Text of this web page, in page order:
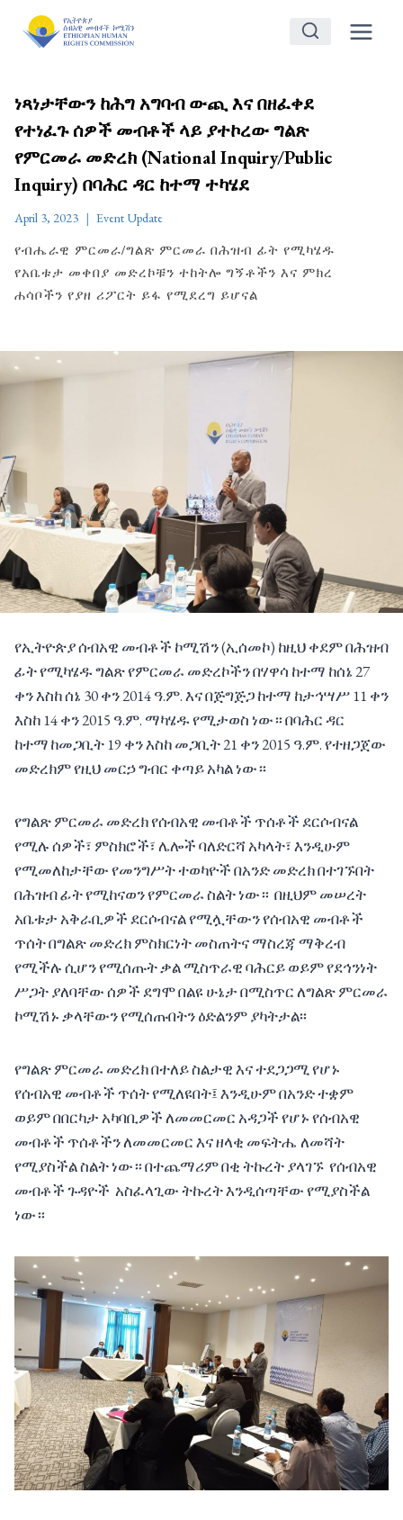
ነጻነታቸውን ከሕግ አግባብ ውጪ እና በዘፈቀደ
የተነፈጉ ሰዎች መብቶች ላይ ያተኮረው ግልጽ
የምርመራ መድረክ (National Inquiry/Public
Inquiry) በባሕር ዳር ከተማ ተካሄደ
April 3, 2023 Event Update
የብሔራዊ ምርመራ/ግልጽ ምርመራ በሕዝብ ፊት የሚካሄዱ
የአቤቱታ መቀበያ መድረኮቹን ተከትሎ ግኝቶችን እና ምክረ
ሐሳቦችን የያዘ ሪፖርት ይፋ የሚደረግ ይሆናል
የኢትዮጵያ ሰብአዊ መብቶች ኮሚሽን (ኢሰመኮ) ከዚህ ቀደም በሕዝብ
ፊት የሚካሄዱ ግልጽ የምርመራ መድረኮችን በሃዋሳ ከተማ ከሰኔ 27
ቀን እስከ ሰኔ 30 ቀን 2014 ዓ.ም. እና በጅግጅጋ ከተማ ከታኅሣሥ 11 ቀን
እስከ 14 ቀን 2015 ዓ.ም. ማካሄዱ የሚታወስ ነው። በባሕር ዳር
ከተማ ከመጋቢት 19 ቀን እስከ መጋቢት 21 ቀን 2015 ዓ.ም. የተዘጋጀው
መድረክም የዚህ መርኃ ግብር ቀጣይ አካል ነው።
የግልጽ ምርመራ መድረክ የሰብአዊ መብቶች ጥሰቶች ደርሶብናል
የሚሉ ሰዎች፣ ምስክሮች፣ ሌሎች ባለድርሻ አካላት፣ እንዲሁም
የሚመለከታቸው የመንግሥት ተወካዮች በአንድ መድረክ በተገኙበት
በሕዝብ ፊት የሚከናወን የምርመራ ስልት ነው። በዚህም መሠረት
አቤቱታ አቅራቢዎች ደርሶብናል የሚሏቸውን የሰብአዊ መብቶች
ጥሰት በግልጽ መድረክ ምስክርነት መስጠትና ማስረጃ ማቅረብ
የሚችሉ ሲሆን የሚሰጡት ቃል ሚስጥራዊ ባሕርይ ወይም የደኅንነት
ሥጋት ያለባቸው ሰዎች ደግሞ በልዩ ሁኔታ በሚስጥር ለግልጽ ምርመራ
ኮሚሽኑ ቃላቸውን የሚሰጡበትን ዕድልንም ያካትታል፡፡
የግልጽ ምርመራ መድረክ በተለይ ስልታዊ እና ተደጋጋሚ የሆኑ
የሰብአዊ መብቶች ጥሰት የሚለዩበት፤ እንዲሁም በአንድ ተቋም
ወይም በበርካታ አካባቢዎች ለመመርመር አዳጋች የሆኑ የሰብአዊ
መብቶች ጥሰቶችን ለመመርመር እና ዘላቂ መፍትሔ ለመሻት
የሚያስችል ስልት ነው። በተጨማሪም በቂ ትኩረት ያላገኙ የሰብአዊ
መብቶች ጉዳዮች አስፈላጊው ትኩረት እንዲሰጣቸው የሚያስችል
ነው።